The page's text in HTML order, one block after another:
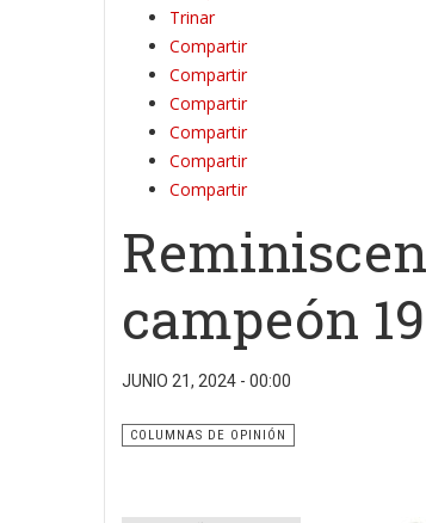
Trinar
Compartir
Compartir
Compartir
Compartir
Compartir
Compartir
campeón
JUNIO 21, 2024 - 00:00
COLUMNAS DE OPINIÓN